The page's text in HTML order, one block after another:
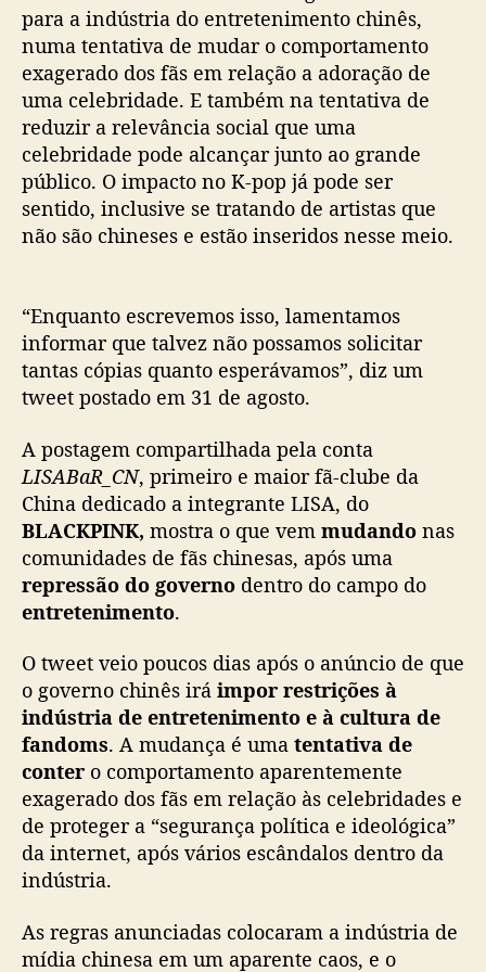
a
ó
s
a
r
e
p
r
e
o
d
a
i
a
à
i
n
d
t
r
a
d
e
e
n
t
e
n
para a indústria do entretenimento chinês,
numa tentativa de mudar o comportamento
exagerado dos fãs em relação a adoração de
uma celebridade. E também na tentativa de
reduzir a relevância social que uma
celebridade pode alcançar junto ao grande
público. O impacto no K-pop já pode ser
sentido, inclusive se tratando de artistas que
não são chineses e estão inseridos nesse meio.
“Enquanto escrevemos isso, lamentamos
informar que talvez não possamos solicitar
tantas cópias quanto esperávamos”, diz um
tweet postado em 31 de agosto.
A postagem compartilhada pela conta
LISABaR_CN, primeiro e maior fã-clube da
China dedicado a integrante LISA, do
BLACKPINK, mostra o que vem mudando nas
comunidades de fãs chinesas, após uma
repressão do governo dentro do campo do
entretenimento.
O tweet veio poucos dias após o anúncio de que
o governo chinês irá impor restrições à
indústria de entretenimento e à cultura de
fandoms. A mudança é uma tentativa de
conter o comportamento aparentemente
exagerado dos fãs em relação às celebridades e
de proteger a “segurança política e ideológica”
da internet, após vários escândalos dentro da
indústria.
As regras anunciadas colocaram a indústria de
mídia chinesa em um aparente caos, e o